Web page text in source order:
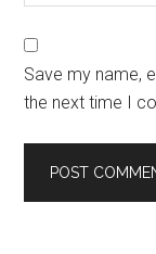
Save my name,
the next time I